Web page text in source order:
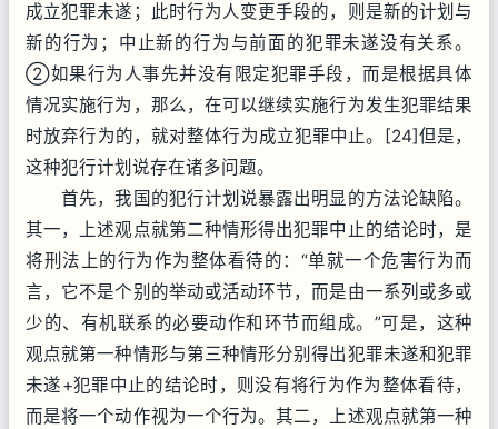
成立犯罪未遂；此时行为人变更手段的，则是新的计划与
新的行为；中止新的行为与前面的犯罪未遂没有关系。
②如果行为人事先并没有限定犯罪手段，而是根据具体
情况实施行为，那么，在可以继续实施行为发生犯罪结果
时放弃行为的，就对整体行为成立犯罪中止。[24]但是，
这种犯行计划说存在诸多问题。
首先，我国的犯行计划说暴露出明显的方法论缺陷。
其一，上述观点就第二种情形得出犯罪中止的结论时，是
将刑法上的行为作为整体看待的：“单就一个危害行为而
言，它不是个别的举动或活动环节，而是由一系列或多或
少的、有机联系的必要动作和环节而组成。”可是，这种
观点就第一种情形与第三种情形分别得出犯罪未遂和犯罪
未遂+犯罪中止的结论时，则没有将行为作为整体看待，
而是将一个动作视为一个行为。其二，上述观点就第一种